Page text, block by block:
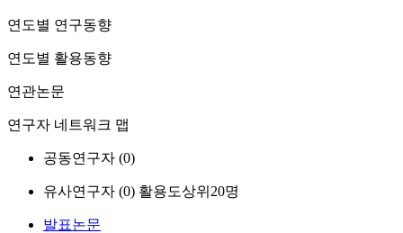
연도별 연구동향
연도별 활용동향
연관논문
연구자 네트워크 맵
공동연구자 (0)
유사연구자 (0) 활용도상위20명
발표논문